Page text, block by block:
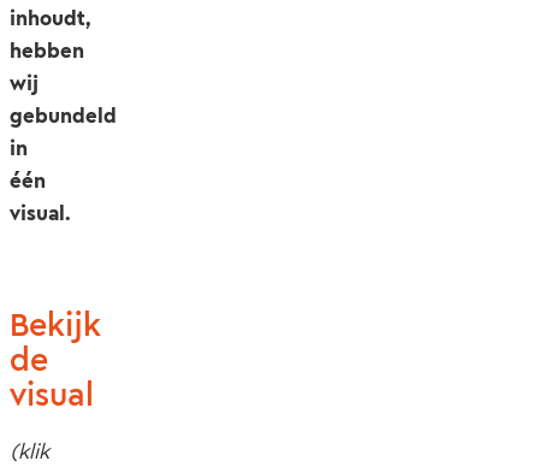
inhoudt,
hebben
wij
gebundeld
in
één
visual.
Bekijk
de
visual
(klik